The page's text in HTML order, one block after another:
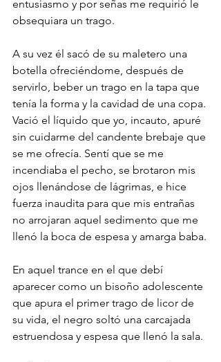
entusiasmo y por señas me requirió le
obsequiara un trago.
A su vez él sacó de su maletero una
botella ofreciéndome, después de
servirlo, beber un trago en la tapa que
tenía la forma y la cavidad de una copa.
Vació el líquido que yo, incauto, apuré
sin cuidarme del candente brebaje que
se me ofrecía. Sentí que se me
incendiaba el pecho, se brotaron mis
ojos llenándose de lágrimas, e hice
fuerza inaudita para que mis entrañas
no arrojaran aquel sedimento que me
llenó la boca de espesa y amarga baba.
En aquel trance en el que debí
aparecer como un bisoño adolescente
que apura el primer trago de licor de
su vida, el negro soltó una carcajada
estruendosa y espesa que llenó la sala.